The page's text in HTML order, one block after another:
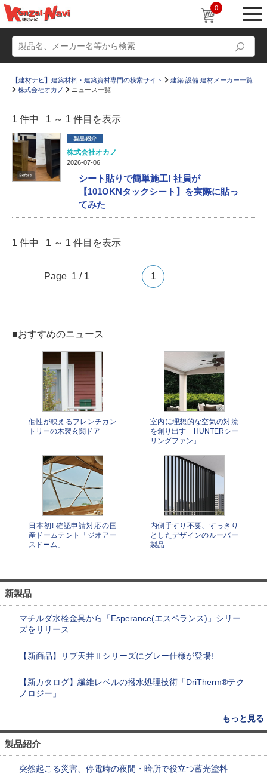
0
動画
かたなび
設計士インタビュー
【建材ナビ】建築材料・建築資材専門の検索サイト
建築 設備 建材メーカー一覧
株式会社オカノ
ニュース一覧
1 件中 1 ～ 1 件目を表示
株式会社オカノ
2026-07-06
シート貼りで簡単施工! 社員が
【101OKNタックシート】を実際に貼っ
てみた
1 件中 1 ～ 1 件目を表示
Page 1 / 1 1
■おすすめのニュース
個性が映えるフレンチカン
トリーの木製玄関ドア
室内に理想的な空気の対流
を創り出す「HUNTERシー
リングファン」
日本初! 確認申請対応の国
産ドームテント「ジオアー
スドーム」
内側手すり不要、すっきり
としたデザインのルーバー
製品
新製品
マチルダ水栓金具から「Esperance(エスペランス)」シリー
ズをリリース
【新商品】リブ天井Ⅱシリーズにグレー仕様が登場!
【新カタログ】繊維レベルの撥水処理技術「DriTherm®テク
ノロジー」
もっと見る
製品紹介
突然起こる災害、停電時の夜間・暗所で役立つ蓄光塗料